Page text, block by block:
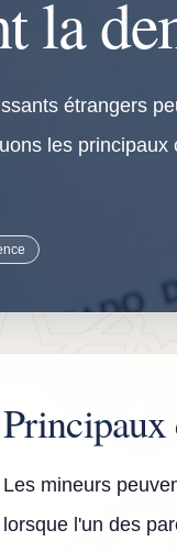
la
étrangers
les
Principaux
Les mineurs
lorsque l'un des